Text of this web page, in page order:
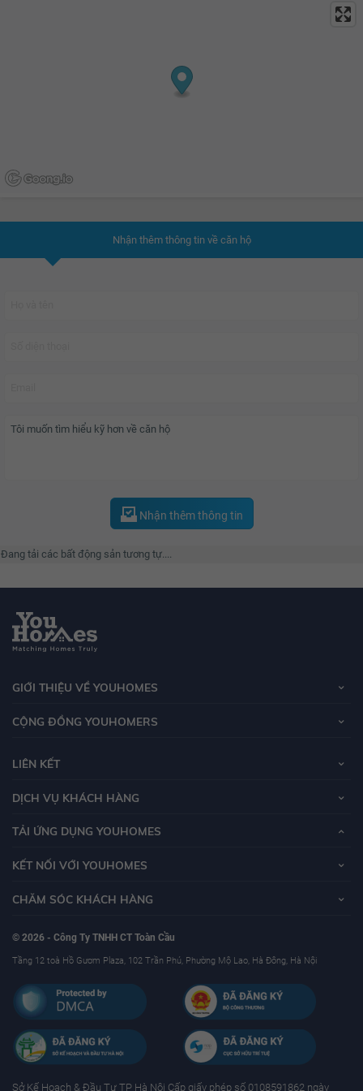
23.8 triệu
23.9 triệu
Nhận thêm thông tin về căn hộ
Nhận thêm thông tin
tải các bất động sản tương tự....
GIỚI THIỆU VỀ YOUHOMES
CỘNG ĐỒNG YOUHOMERS
LIÊN KẾT
DỊCH VỤ KHÁCH HÀNG
TẢI ỨNG DỤNG YOUHOMES
KẾT NỐI VỚI YOUHOMES
CHĂM SÓC KHÁCH HÀNG
© 2026 - Công Ty TNHH CT Toàn Cầu
Tầng 12 toà Hồ Gươm Plaza, 102 Trần Phú, Phường Mộ Lao, Hà Đông, Hà Nội
Sở Kế Hoạch & Ðầu Tư TP Hà Nội Cấp giấy phép số 0108591862 ngày